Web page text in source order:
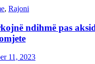
, Rajoni
ndihmë pas
11, 2023